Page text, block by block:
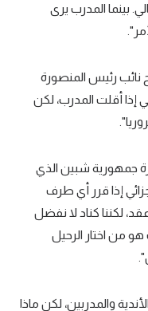
بينما المدرب يرى
نائب رئيس المنصورة
أقلت المدرب، لكن
جمهورية شبين الذي
إذا قرر أي طرف
لكننا كناد لا نفضل
من اختار الرحيل
والمدربين، لكن ماذا